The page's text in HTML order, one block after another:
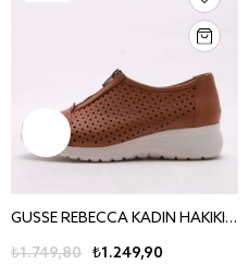
GUSSE REBECCA KADIN HAKIKI DERI AYAKKABI 440
₺1.249,90
₺1.749,80